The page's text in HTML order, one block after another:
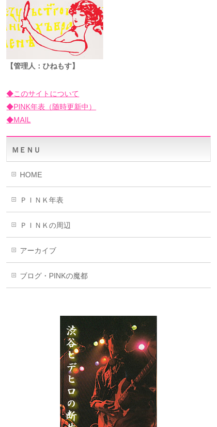
【管理人：ひねもす】
◆このサイトについて
◆PINK年表（随時更新中）
◆MAIL
ＭＥＮＵ
HOME
ＰＩＮＫ年表
ＰＩＮＫの周辺
アーカイブ
ブログ・PINKの魔都